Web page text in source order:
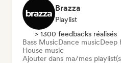
Brazza
Playlist
> 1300 feedbacks réalisés
Bass MusicDance musicDeep
House music
Ajouter dans ma/mes